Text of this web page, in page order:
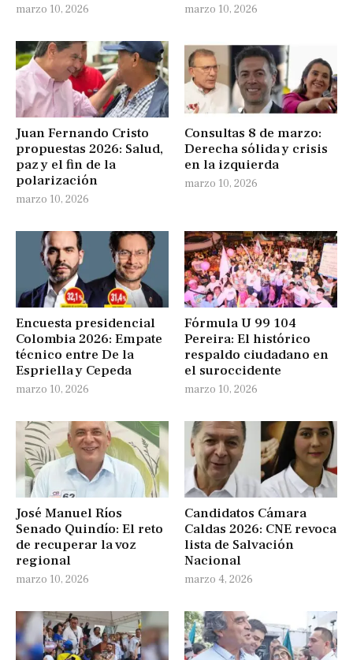
marzo 10, 2026 marzo 10, 2026
Juan Fernando Cristo
propuestas 2026: Salud,
paz y el fin de la
polarización
marzo 10, 2026
Consultas 8 de marzo:
Derecha sólida y crisis
en la izquierda
marzo 10, 2026
Encuesta presidencial
Colombia 2026: Empate
técnico entre De la
Espriella y Cepeda
marzo 10, 2026
Fórmula U 99 104
Pereira: El histórico
respaldo ciudadano en
el suroccidente
marzo 10, 2026
José Manuel Ríos
Senado Quindío: El reto
de recuperar la voz
regional
marzo 10, 2026
Candidatos Cámara
Caldas 2026: CNE revoca
lista de Salvación
Nacional
marzo 4, 2026